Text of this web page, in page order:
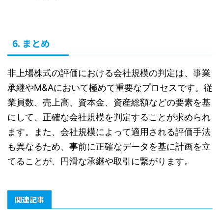
6. まとめ
非上場株式の評価における会社規模の判定は、事業
承継やM&Aにおいて極めて重要なプロセスです。従
業員数、売上高、資本金、資産総額などの要素を基
にして、正確な会社規模を判定することが求められ
ます。また、会社規模によって適用される評価手法
も異なるため、事前に正確なデータを基に計画を立
てることが、円滑な承継や取引に繋がります。
関連記事